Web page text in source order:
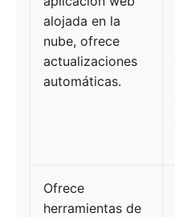
alojada en la
nube, ofrece
actualizaciones
automáticas.
Ofrece
herramientas de